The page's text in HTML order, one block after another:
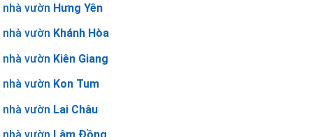
nhà vườn Hưng Yên
nhà vườn Khánh Hòa
nhà vườn Kiên Giang
nhà vườn Kon Tum
nhà vườn Lai Châu